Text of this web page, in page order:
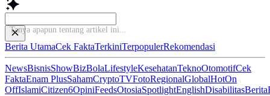
Ta
Berita UtamaCek FaktaTerkiniTerpopulerRekomendasi
NewsBisnisShowBizBolaLifestyleKesehatanTeknoOtomotifCek
FaktaEnam PlusSahamCryptoTVFotoRegionalGlobalHotOn
OffIslamiCitizen6OpiniFeedsOtosiaSpotlightEnglishDisabilitasBerita